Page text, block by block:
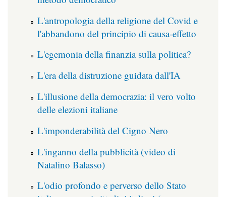
L'antropologia della religione del Covid e
l'abbandono del principio di causa-effetto
L'egemonia della finanzia sulla politica?
L'era della distruzione guidata dall'IA
L'illusione della democrazia: il vero volto
delle elezioni italiane
L'imponderabilità del Cigno Nero
L'inganno della pubblicità (video di
Natalino Balasso)
L'odio profondo e perverso dello Stato